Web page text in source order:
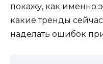
покажу, как именно
какие тренды
наделать ошибок при